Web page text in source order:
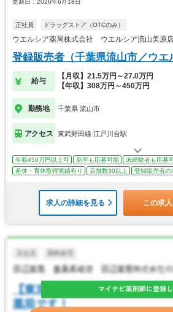
更新日：2026年6月18日
正社員 ドラッグストア（OTCのみ）
ウエルシア薬局株式会社 ウエルシア流山美原
登録販売者（千葉県流山市／ウエ
給与
【月収】21.5万円～27.0万円
【年収】308万円～450万円
勤務地 千葉県 流山市
アクセス 東武野田線 江戸川台駅
年収450万円以上可 新卒も応募可能 未経験者も応募
産休・育休取得実績有り
店舗数30以上 登録販売者の
求人の詳細を見る この求